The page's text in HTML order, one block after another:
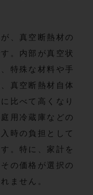
、真空断熱材の
。内部が真空状
特殊な材料や手
真空断熱材自体
比べて高くなり
用冷蔵庫などの
時の負担として
。特に、家計を
の価格が選択の
ません。